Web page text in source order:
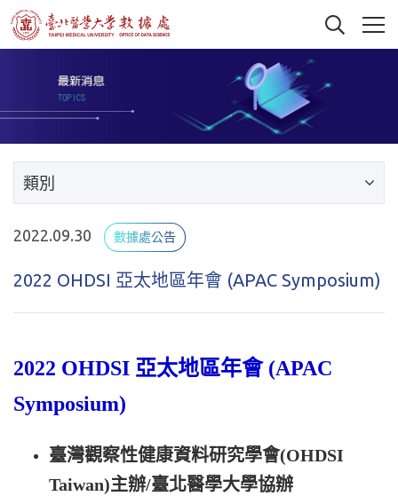
類別
2022.09.30 數據處公告
2022 OHDSI 亞太地區年會 (APAC Symposium)
2022 OHDSI 亞太地區年會 (APAC
Symposium)
臺灣觀察性健康資料研究學會(OHDSI
Taiwan)主辦/臺北醫學大學協辦